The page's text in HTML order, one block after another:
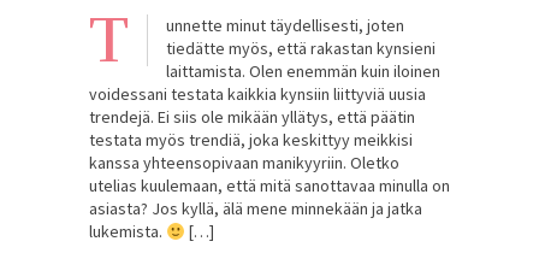
T
unnette minut täydellisesti, joten
tiedätte myös, että rakastan kynsieni
laittamista. Olen enemmän kuin iloinen
voidessani testata kaikkia kynsiin liittyviä uusia
trendejä. Ei siis ole mikään yllätys, että päätin
testata myös trendiä, joka keskittyy meikkisi
kanssa yhteensopivaan manikyyriin. Oletko
utelias kuulemaan, että mitä sanottavaa minulla on
asiasta? Jos kyllä, älä mene minnekään ja jatka
lukemista.
[…]